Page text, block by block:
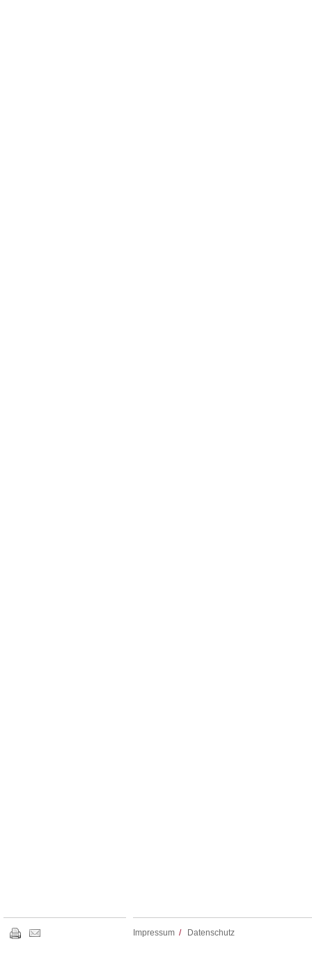
Impressum / Datenschutz